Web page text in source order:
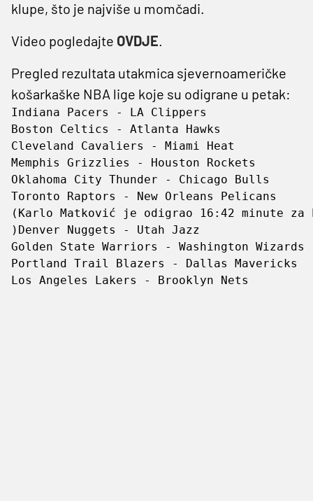
klupe, što je najviše u momčadi.
Video pogledajte OVDJE.
Pregled rezultata utakmica sjevernoameričke
košarkaške NBA lige koje su odigrane u petak:
Indiana Pacers - LA Clippers
Boston Celtics - Atlanta Hawks
Cleveland Cavaliers - Miami Heat
Memphis Grizzlies - Houston Rockets
Oklahoma City Thunder - Chicago Bulls
Toronto Raptors - New Orleans Pelicans
(Karlo Matković je odigrao 16:42 minute
)Denver Nuggets - Utah Jazz
Golden State Warriors - Washington Wizards
Portland Trail Blazers - Dallas Mavericks
Los Angeles Lakers - Brooklyn Nets